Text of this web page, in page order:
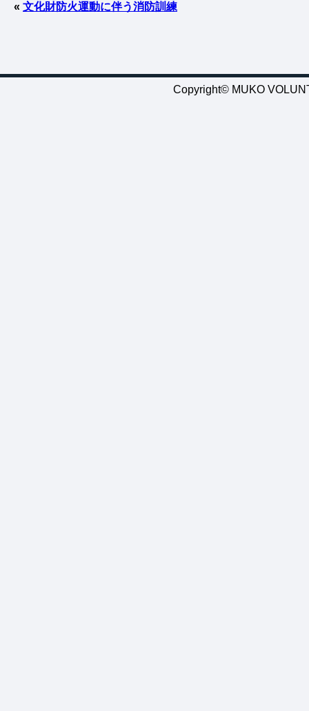
« 文化財防火運動に伴う消防訓練
Copyright© MUKO